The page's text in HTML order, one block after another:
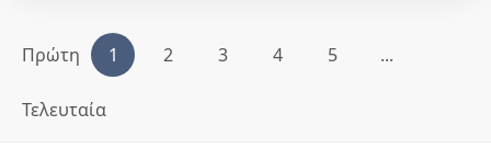
Πρώτη 1 2 3 4 5 ...
Τελευταία